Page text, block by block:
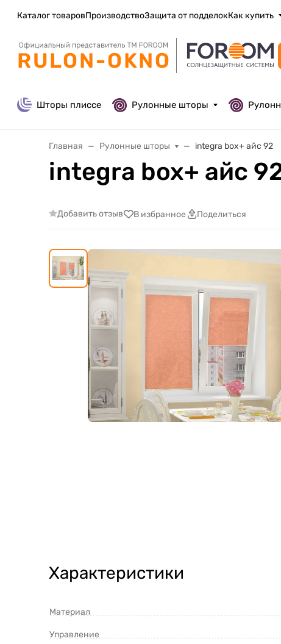
Каталог товаровПроизводствоЗащита от подделокКак купить
Шторы плиссе Рулонные шторы
Главная Рулонные шторы integra box+ айс 92
integra box+ айс
Добавить отзыв В избранное Поделиться
Характеристики
Материал
Управление